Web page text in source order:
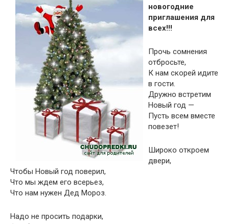
новогодние
приглашения для
всех!!!
Прочь сомнения
отбросьте,
К нам скорей идите
в гости.
Дружно встретим
Новый год —
Пусть всем вместе
повезет!
Широко откроем
двери,
Чтобы Новый год поверил,
Что мы ждем его всерьез,
Что нам нужен Дед Мороз.
Надо не просить подарки,